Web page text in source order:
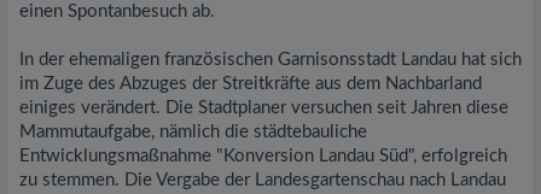
einen Spontanbesuch ab.
In der ehemaligen französischen Garnisonsstadt Landau hat sich
im Zuge des Abzuges der Streitkräfte aus dem Nachbarland
einiges verändert. Die Stadtplaner versuchen seit Jahren diese
Mammutaufgabe, nämlich die städtebauliche
Entwicklungsmaßnahme "Konversion Landau Süd", erfolgreich
zu stemmen. Die Vergabe der Landesgartenschau nach Landau